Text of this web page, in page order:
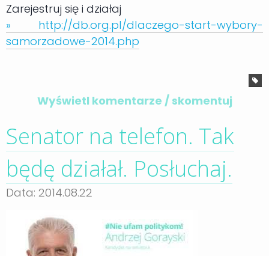
Zarejestruj się i działaj
» http://db.org.pl/dlaczego-start-wybory-
samorzadowe-2014.php
Wyświetl komentarze / skomentuj
Senator na telefon. Tak
będę działał. Posłuchaj.
Data: 2014.08.22